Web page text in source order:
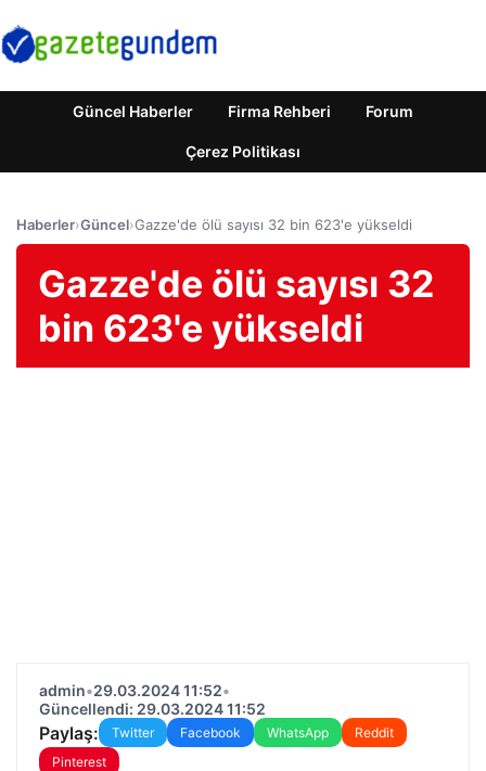
Güncel Haberler Firma Rehberi Forum
Çerez Politikası
Haberler›Güncel›Gazze'de ölü sayısı 32 bin 623'e yükseldi
Gazze'de ölü sayısı 32
bin 623'e yükseldi
admin•29.03.2024 11:52•
Güncellendi: 29.03.2024 11:52
Paylaş: Twitter Facebook WhatsApp
Reddit
Pinterest